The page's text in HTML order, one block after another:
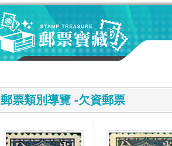
郵票類別導覽 -欠資郵票